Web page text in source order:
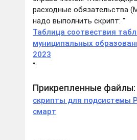
расходные обязательства
надо выполнить скрипт: "
Таблица соотвествия
муниципальных
2023
":
Прикрепленные файлы:
скрипты для подсистемы
смарт